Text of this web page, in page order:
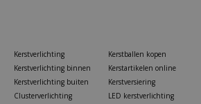
Kerstverlichting
Kerstverlichting binnen
Kerstverlichting buiten
Clusterverlichting
Kerstballen kopen
Kerstartikelen online
Kerstversiering
LED kerstverlichting